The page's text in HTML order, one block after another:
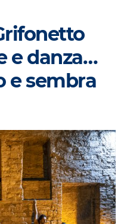
e danza…
e sembra